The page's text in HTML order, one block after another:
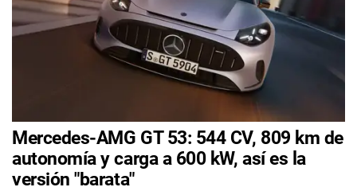
Mercedes-AMG GT 53: 544 CV, 809 km de
autonomía y carga a 600 kW, así es la
versión "barata"